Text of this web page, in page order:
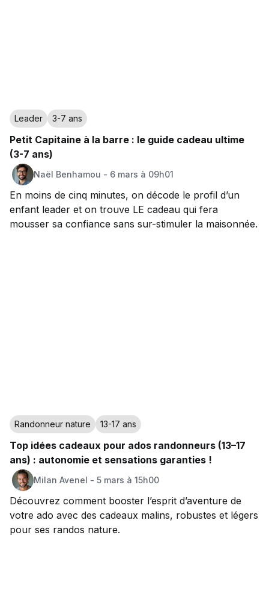
Leader 3-7 ans
Petit Capitaine à la barre : le guide cadeau ultime
(3-7 ans)
Naël Benhamou - 6 mars à 09h01
En moins de cinq minutes, on décode le profil d’un
enfant leader et on trouve LE cadeau qui fera
mousser sa confiance sans sur-stimuler la maisonnée.
Randonneur nature 13-17 ans
Top idées cadeaux pour ados randonneurs (13–17
ans) : autonomie et sensations garanties !
Milan Avenel - 5 mars à 15h00
Découvrez comment booster l’esprit d’aventure de
votre ado avec des cadeaux malins, robustes et légers
pour ses randos nature.